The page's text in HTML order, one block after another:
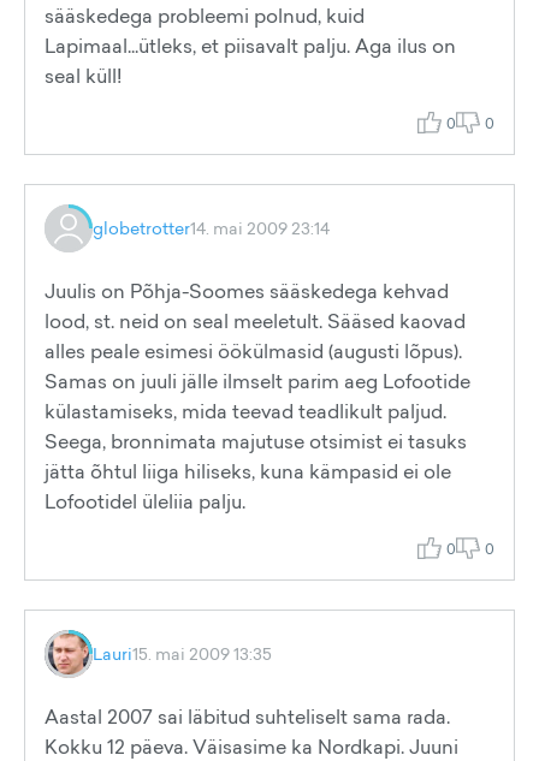
sääskedega probleemi polnud, kuid
Lapimaal...ütleks, et piisavalt palju. Aga ilus on
seal küll!
0 0
globetrotter14. mai 2009 23:14
Juulis on Põhja-Soomes sääskedega kehvad
lood, st. neid on seal meeletult. Sääsed kaovad
alles peale esimesi öökülmasid (augusti lõpus).
Samas on juuli jälle ilmselt parim aeg Lofootide
külastamiseks, mida teevad teadlikult paljud.
Seega, bronnimata majutuse otsimist ei tasuks
jätta õhtul liiga hiliseks, kuna kämpasid ei ole
Lofootidel üleliia palju.
0 0
Lauri15. mai 2009 13:35
Aastal 2007 sai läbitud suhteliselt sama rada.
Kokku 12 päeva. Väisasime ka Nordkapi. Juuni